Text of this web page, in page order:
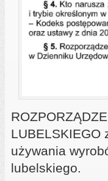
LUBELSKIEGO
używania
lubelskiego.